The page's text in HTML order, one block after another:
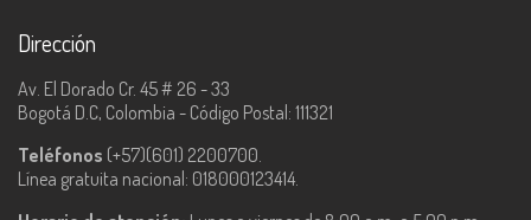
Dirección
Av. El Dorado Cr. 45 # 26 - 33
Bogotá D.C, Colombia - Código Postal: 111321
Teléfonos (+57)(601) 2200700.
Línea gratuita nacional: 018000123414.